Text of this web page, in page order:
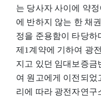
는 당사자 사이에 약
에 반하지 않는 한 채
정을 준용함이 타당하
제1계약에 기하여 광
지고 있던 임대보증
여 원고에게 이전되었
리에 따라 광전자연구